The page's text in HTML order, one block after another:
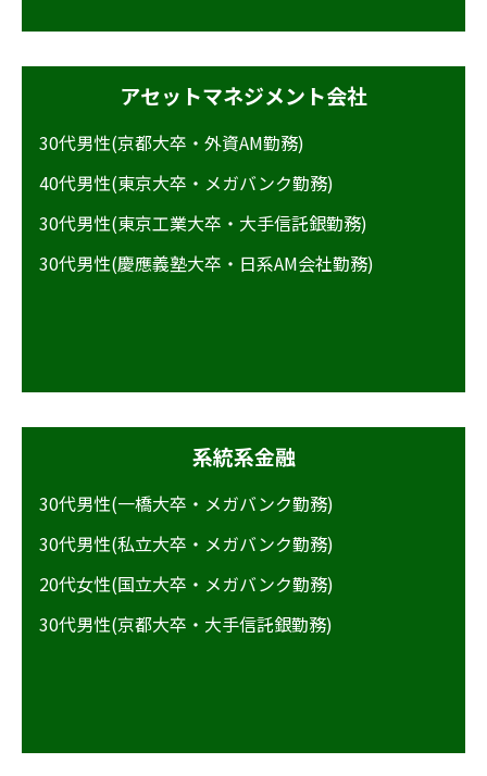
アセットマネジメント会社
30代男性(京都大卒・外資AM勤務)
40代男性(東京大卒・メガバンク勤務)
30代男性(東京工業大卒・大手信託銀勤務)
30代男性(慶應義塾大卒・日系AM会社勤務)
系統系金融
30代男性(一橋大卒・メガバンク勤務)
30代男性(私立大卒・メガバンク勤務)
20代女性(国立大卒・メガバンク勤務)
30代男性(京都大卒・大手信託銀勤務)